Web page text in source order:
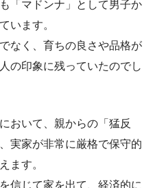
「マドンナ」として男子か
います。
なく、育ちの良さや品格が
の印象に残っていたのでし
おいて、親からの「猛反
実家が非常に厳格で保守的
ます。
信じて家を出て、経済的に